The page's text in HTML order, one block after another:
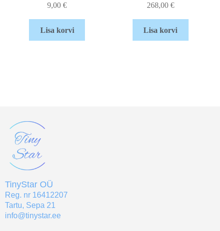
9,00€
Lisa korvi
268,00 €
Lisa korvi
TinyStar OÜ
Reg. nr 16412207
Tartu, Sepa 21
info@tinystar.ee